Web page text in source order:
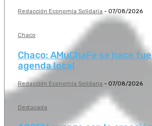
Redacción Economía Solidaria - 07/08/2026
Chaco
Chaco: AMuChaFe se hace
agenda local
Redacción Economía Solidaria - 07/08/2026
Destacada